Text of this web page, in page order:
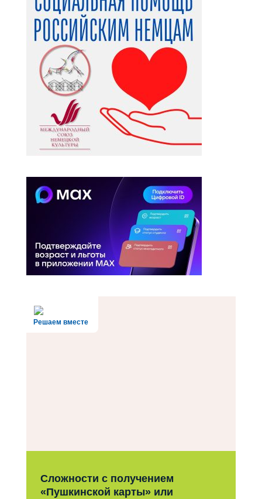
Решаем вместе
Сложности с получением
«Пушкинской карты» или